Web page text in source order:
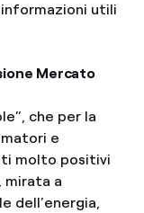
utili
Mercato
che per la
e
molto positivi
mirata a
dell’energia,